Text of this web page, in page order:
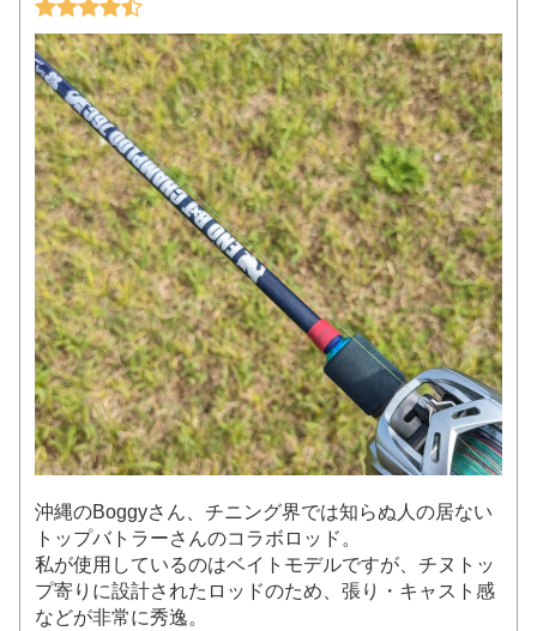
沖縄のBoggyさん、チニング界では知らぬ人の居ない
トップバトラーさんのコラボロッド。
私が使用しているのはベイトモデルですが、チヌトッ
プ寄りに設計されたロッドのため、張り・キャスト感
などが非常に秀逸。